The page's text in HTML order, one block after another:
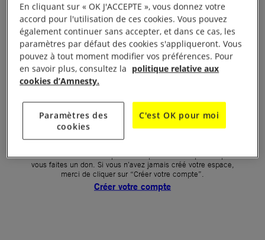
Mot de passe oublié ?
Un problème de connexion ?
Première connexion ?
La création de votre espace n’est pas automatique lorsque
vous faites un don. Si vous n’avez jamais créé votre espace,
merci de cliquer sur “Créer votre compte”.
Créer votre compte
En cliquant sur « OK J'ACCEPTE », vous donnez votre
accord pour l'utilisation de ces cookies. Vous pouvez
également continuer sans accepter, et dans ce cas, les
paramètres par défaut des cookies s'appliqueront. Vous
pouvez à tout moment modifier vos préférences. Pour
en savoir plus, consultez la politique relative aux
cookies d’Amnesty.
Paramètres des
cookies
C'est OK pour moi